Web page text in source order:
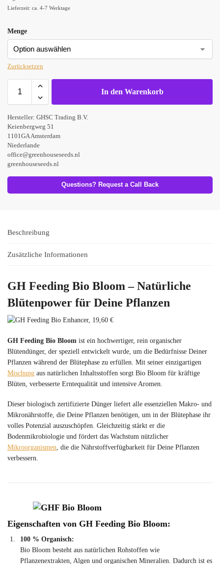
Lieferzeit: ca. 4-7 Werktage
Menge
Zurücksetzen
In den Warenkorb
Hersteller: GHSC Trading B.V.
Keienbergweg 51
1101GA Amsterdam
Niederlande
office@greenhouseseeds.nl
greenhouseseeds.nl
Questions? Request a Call Back
Beschreibung
Zusätzliche Informationen
GH Feeding Bio Bloom – Natürliche
Blütenpower für Deine Pflanzen
GH Feeding Bio Bloom ist ein hochwertiger, rein organischer
Blütendünger, der speziell entwickelt wurde, um die Bedürfnisse Deiner
Pflanzen während der Blütephase zu erfüllen. Mit seiner einzigartigen
Mischung aus natürlichen Inhaltsstoffen sorgt Bio Bloom für kräftige
Blüten, verbesserte Erntequalität und intensive Aromen.
Dieser biologisch zertifizierte Dünger liefert alle essenziellen Makro- und
Mikronährstoffe, die Deine Pflanzen benötigen, um in der Blütephase ihr
volles Potenzial auszuschöpfen. Gleichzeitig stärkt er die
Bodenmikrobiologie und fördert das Wachstum nützlicher
Mikroorganismen, die die Nährstoffverfügbarkeit für Deine Pflanzen
verbessern.
Eigenschaften von GH Feeding Bio Bloom:
100 % Organisch:
Bio Bloom besteht aus natürlichen Rohstoffen wie
Pflanzenextrakten, Algen und organischen Mineralien. Dadurch ist es